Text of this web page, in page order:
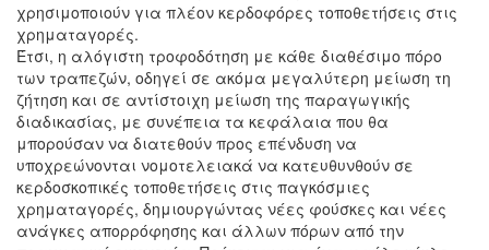
χρησιμοποιούν για πλέον κερδοφόρες τοποθετήσεις στις
χρηματαγορές.
Έτσι, η αλόγιστη τροφοδότηση με κάθε διαθέσιμο πόρο
των τραπεζών, οδηγεί σε ακόμα μεγαλύτερη μείωση τη
ζήτηση και σε αντίστοιχη μείωση της παραγωγικής
διαδικασίας, με συνέπεια τα κεφάλαια που θα
μπορούσαν να διατεθούν προς επένδυση να
υποχρεώνονται νομοτελειακά να κατευθυνθούν σε
κερδοσκοπικές τοποθετήσεις στις παγκόσμιες
χρηματαγορές, δημιουργώντας νέες φούσκες και νέες
ανάγκες απορρόφησης και άλλων πόρων από την